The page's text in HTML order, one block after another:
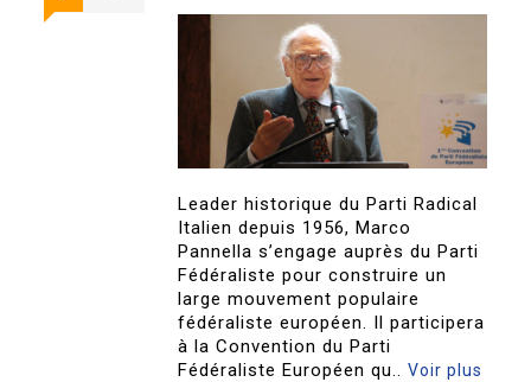
Leader historique du Parti Radical
Italien depuis 1956, Marco
Pannella s’engage auprès du Parti
Fédéraliste pour construire un
large mouvement populaire
fédéraliste européen. Il participera
à la Convention du Parti
Fédéraliste Européen qu..Voir plus